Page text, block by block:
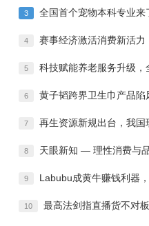
3 全国首个宠物本科专业来
4 赛事经济激活消费新活
5 科技赋能养老服务升级，
6 黄子韬跨界卫生巾产品陷
7 再生资源新规出台，我国
8 天眼新知 — 理性消费与
9 Labubu成黄牛赚钱利器
10 最高法剑指直播货不对